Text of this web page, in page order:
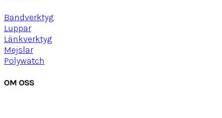
Bandverktyg
Luppar
Länkverktyg
Mejslar
Polywatch
OM OSS